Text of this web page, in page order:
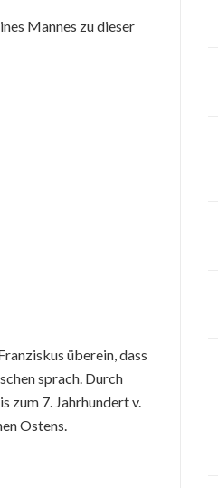
Mannes zu dieser
überein, dass
sprach. Durch
zum 7. Jahrhundert v.
Ostens.